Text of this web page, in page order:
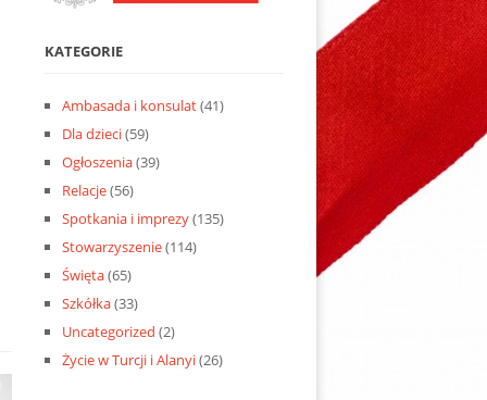
KATEGORIE
Ambasada i konsulat(41)
Dla dzieci(59)
Ogłoszenia(39)
Relacje(56)
Spotkania i imprezy(135)
Stowarzyszenie(114)
Święta(65)
Szkółka(33)
Uncategorized (2)
Życie w Turcji i Alanyi(26)